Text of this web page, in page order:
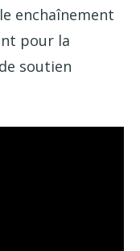
enchaînement
pour la
soutien